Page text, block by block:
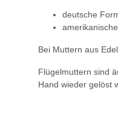
deutsche
Bei Muttern aus
Flügelmuttern sind
Hand wieder gelöst